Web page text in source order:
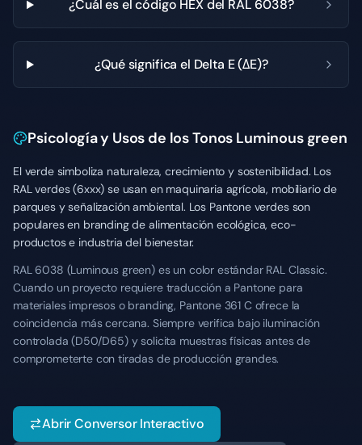
¿Cuál es el código HEX del RAL 6038?
¿Qué significa el Delta E (ΔE)?
Psicología y Usos de los Tonos Luminous green
El verde simboliza naturaleza, crecimiento y sostenibilidad. Los
RAL verdes (6xxx) se usan en maquinaria agrícola, mobiliario de
parques y señalización ambiental. Los Pantone verdes son
populares en branding de alimentación ecológica, eco-
productos e industria del bienestar.
RAL 6038 (Luminous green) es un color estándar RAL Classic.
Cuando un proyecto requiere traducción a Pantone para
materiales impresos o branding, Pantone 361 C ofrece la
coincidencia más cercana. Siempre verifica bajo iluminación
controlada (D50/D65) y solicita muestras físicas antes de
comprometerte con tiradas de producción grandes.
Abrir Conversor Interactivo